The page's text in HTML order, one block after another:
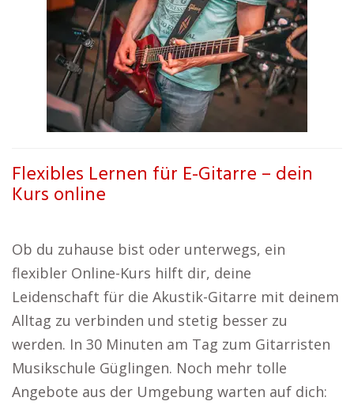
Flexibles Lernen für E-Gitarre – dein
Kurs online
Ob du zuhause bist oder unterwegs, ein
flexibler Online-Kurs hilft dir, deine
Leidenschaft für die Akustik-Gitarre mit deinem
Alltag zu verbinden und stetig besser zu
werden. In 30 Minuten am Tag zum Gitarristen
Musikschule Güglingen. Noch mehr tolle
Angebote aus der Umgebung warten auf dich: